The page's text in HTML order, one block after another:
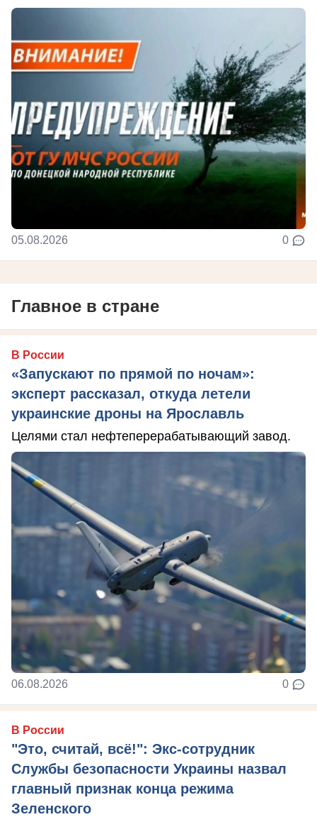
05.08.2026 0
Главное в стране
В России
«Запускают по прямой по ночам»:
эксперт рассказал, откуда летели
украинские дроны на Ярославль
Целями стал нефтеперерабатывающий завод.
06.08.2026 0
В России
"Это, считай, всё!": Экс-сотрудник
Службы безопасности Украины назвал
главный признак конца режима
Зеленского